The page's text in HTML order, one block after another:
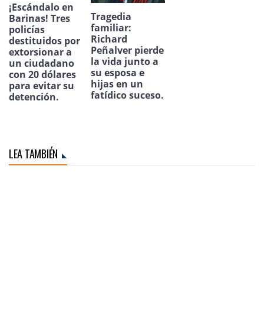
¡Escándalo en
Barinas! Tres
policías
destituidos por
extorsionar a
un ciudadano
con 20 dólares
para evitar su
detención.
Tragedia
familiar:
Richard
Peñalver pierde
la vida junto a
su esposa e
hijas en un
fatídico suceso.
LEA TAMBIÉN